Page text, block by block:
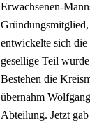
Erwachsenen-
entwickelte sich
gesellige Teil
Bestehen die
übernahm
Abteilung. Jetzt